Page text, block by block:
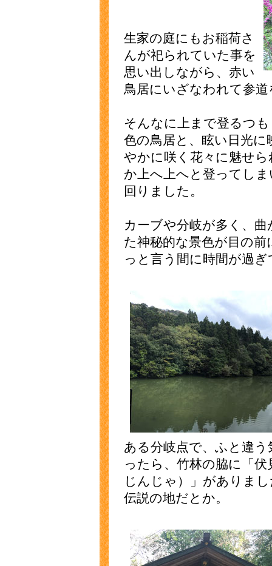
生家の庭にもお稲荷さ
んが祀られていた事を
思い出しながら、赤い
鳥居にいざなわれて参
そんなに上まで登るつ
色の鳥居と、眩い日光
やかに咲く花々に魅せ
か上へ上へと登ってし
回りました。
カーブや分岐が多く、
た神秘的な景色が目の
っと言う間に時間が過
ある分岐点で、ふと違
ったら、竹林の脇に「
じんじゃ）」がありま
伝説の地だとか。